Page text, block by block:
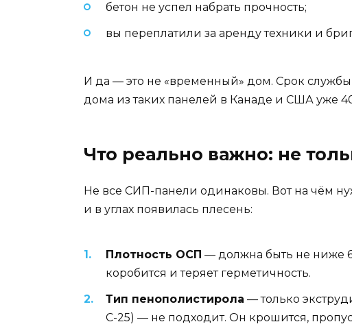
бетон не успел набрать прочность;
вы переплатили за аренду техники и
И да — это не «временный» дом. Срок
дома из таких панелей в Канаде и США уже
Что реально важно: не
Не все СИП-панели одинаковы. Вот на чём
и в углах появилась плесень:
Плотность ОСП — должна быть не ниже
коробится и теряет герметичность.
Тип пенополистирола — только
С-25) — не подходит. Он крошится,